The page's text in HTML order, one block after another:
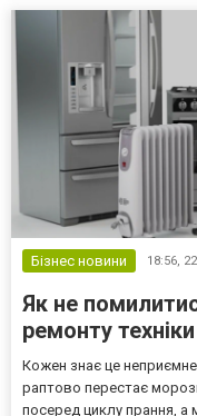
Бізнес новини 18:56,
Як не
ремонту
Кожен знає це
раптово перестає
посеред циклу прання, а